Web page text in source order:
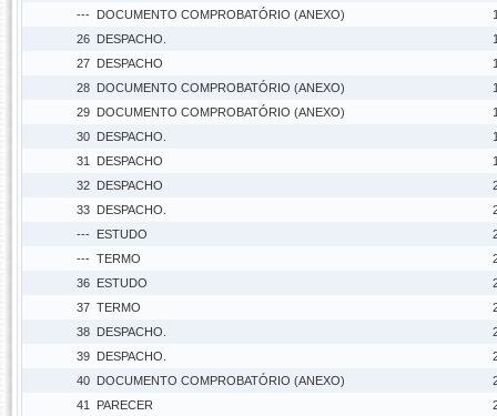
--- DOCUMENTO COMPROBATÓRIO (ANEXO)
26 DESPACHO.
27 DESPACHO
28 DOCUMENTO COMPROBATÓRIO (ANEXO)
29 DOCUMENTO COMPROBATÓRIO (ANEXO)
30 DESPACHO.
31
DESPACHO
32 DESPACHO
33 DESPACHO.
--- ESTUDO
--- TERMO
36 ESTUDO
37 TERMO
38 DESPACHO.
39 DESPACHO.
40 DOCUMENTO COMPROBATÓRIO (ANEXO)
41
PARECER